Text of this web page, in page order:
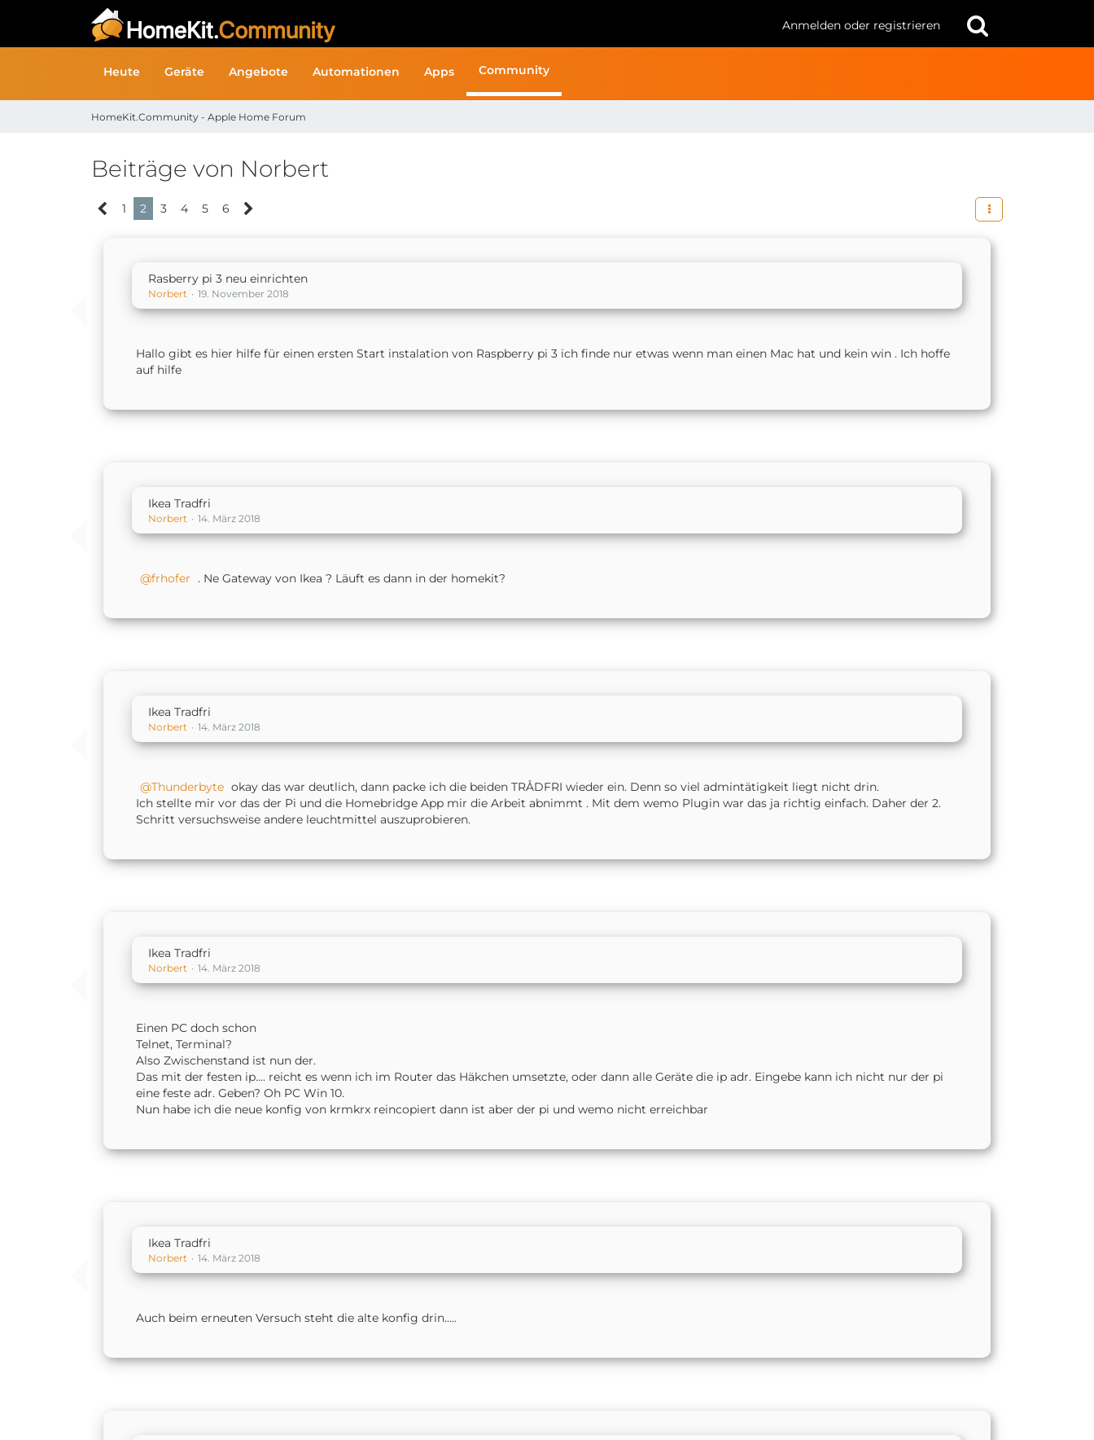
Anmelden oder registrieren
Heute Geräte Angebote Automationen Apps Community
HomeKit.Community - Apple Home Forum
Beiträge von Norbert
1 2 3 4 5 6
Rasberry pi 3 neu einrichten
Norbert 19. November 2018
Hallo gibt es hier hilfe für einen ersten Start instalation von Raspberry pi 3 ich finde nur etwas wenn man einen Mac hat und kein win . Ich hoffe
auf hilfe
Ikea Tradfri
Norbert 14. März 2018
frhofer . Ne Gateway von Ikea ? Läuft es dann in der homekit?
Ikea Tradfri
Norbert 14. März 2018
Thunderbyte okay das war deutlich, dann packe ich die beiden TRÅDFRI wieder ein. Denn so viel admintätigkeit liegt nicht drin.
Ich stellte mir vor das der Pi und die Homebridge App mir die Arbeit abnimmt . Mit dem wemo Plugin war das ja richtig einfach. Daher der 2.
Schritt versuchsweise andere leuchtmittel auszuprobieren.
Ikea Tradfri
Norbert 14. März 2018
Einen PC doch schon
Telnet, Terminal?
Also Zwischenstand ist nun der.
Das mit der festen ip.... reicht es wenn ich im Router das Häkchen umsetzte, oder dann alle Geräte die ip adr. Eingebe kann ich nicht nur der pi
eine feste adr. Geben? Oh PC Win 10.
Nun habe ich die neue konfig von krmkrx reincopiert dann ist aber der pi und wemo nicht erreichbar
Ikea Tradfri
Norbert 14. März 2018
Auch beim erneuten Versuch steht die alte konfig drin.....